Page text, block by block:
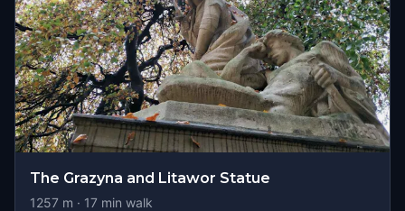
The Grazyna and Litawor Statue
1257 m · 17 min walk